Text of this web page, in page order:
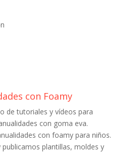
con Foamy
de tutoriales y vídeos para
con goma eva.
con foamy para niños.
plantillas, moldes y